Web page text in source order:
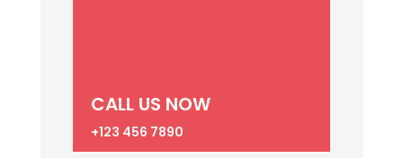
CALL US NOW
+123 456 7890